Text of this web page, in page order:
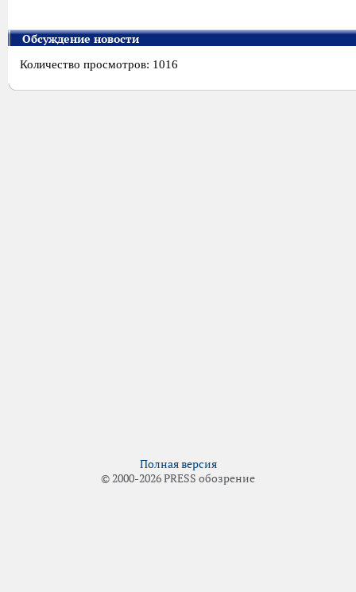
Обсуждение новости
Количество просмотров: 1016
Полная версия
© 2000-2026 PRESS обозрение